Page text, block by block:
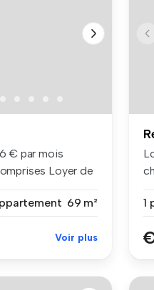
€ par mois
Loyer de
69 m²
Voir plus
1